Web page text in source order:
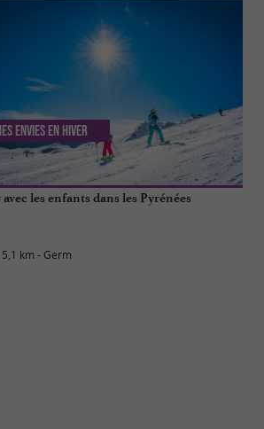
les enfants dans les Pyrénées
km - Germ
envies en hiver